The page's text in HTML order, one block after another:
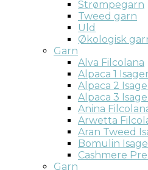
Strømpegarn
Tweed garn
Uld
Økologisk
Garn
Alva Filcolana
Alpaca 1 Isager
Alpaca 2
Alpaca 3
Anina
Arwetta
Aran Tweed
Bomulin
Cashmere
Garn